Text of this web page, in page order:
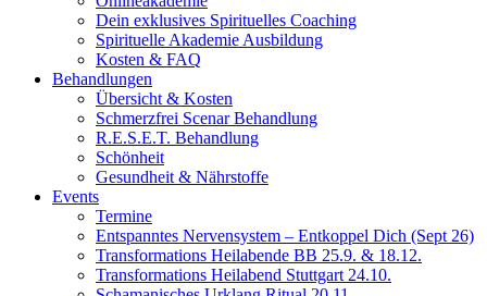
Dein exklusives Spirituelles Coaching
Spirituelle Akademie Ausbildung
Kosten & FAQ
Behandlungen
Übersicht & Kosten
Schmerzfrei Scenar Behandlung
R.E.S.E.T. Behandlung
Schönheit
Gesundheit & Nährstoffe
Events
Termine
Entspanntes Nervensystem – Entkoppel Dich (Sept 26)
Transformations Heilabende BB 25.9. & 18.12.
Transformations Heilabend Stuttgart 24.10.